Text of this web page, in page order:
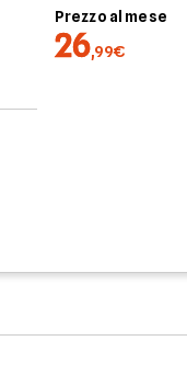
Prezzo al mese
26,99€